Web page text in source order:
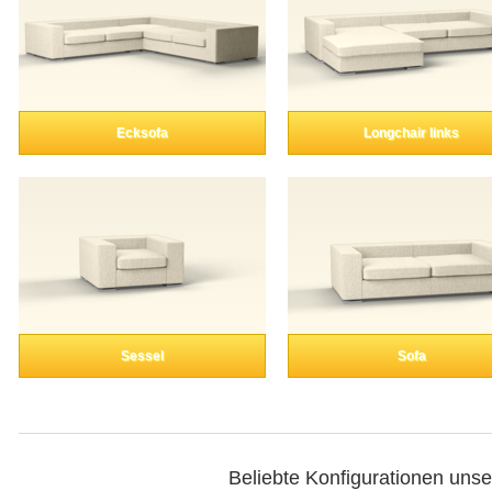
Ecksofa Longchair links
Sessel Sofa
Beliebte Konfigurationen